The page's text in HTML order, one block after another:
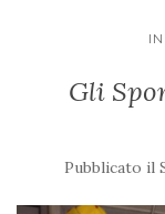
Gli
Pubblicato il